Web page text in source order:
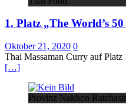
1. Platz „The World’s
Oktober 21, 2020 0
Thai Massaman Curry auf
[…]
Provinz Nakhon